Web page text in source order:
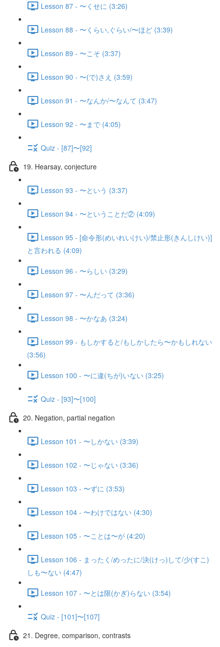
Lesson 87 - 〜くせに (3:26)
Lesson 88 - 〜くらい,ぐらい/〜ほど (3:39)
Lesson 89 - 〜こそ (3:37)
Lesson 90 - 〜(で)さえ (3:59)
Lesson 91 - 〜なんか/〜なんて (3:47)
Lesson 92 - 〜まで (4:05)
Quiz - [87]〜[92]
19. Hearsay, conjecture
Lesson 93 - 〜という (3:37)
Lesson 94 - 〜ということだ② (4:09)
Lesson 95 - [命令形(めいれいけい)/禁止形(きんしけい)]
と言われる (4:09)
Lesson 96 - 〜らしい (3:29)
Lesson 97 - 〜んだって (3:36)
Lesson 98 - 〜かなあ (3:24)
Lesson 99 - もしかすると/もしかしたら〜かもしれない
(3:56)
Lesson 100 - 〜に違(ちが)いない (3:25)
Quiz - [93]〜[100]
20. Negation, partial negation
Lesson 101 - 〜しかない (3:39)
Lesson 102 - 〜じゃない (3:36)
Lesson 103 - 〜ずに (3:53)
Lesson 104 - 〜わけではない (4:30)
Lesson 105 - 〜ことは〜が (4:20)
Lesson 106 - まったく/めったに/決(けっ)して/少(すこ)
しも〜ない (4:47)
Lesson 107 - 〜とは限(かぎ)らない (3:54)
Quiz - [101]〜[107]
21. Degree, comparison, contrasts